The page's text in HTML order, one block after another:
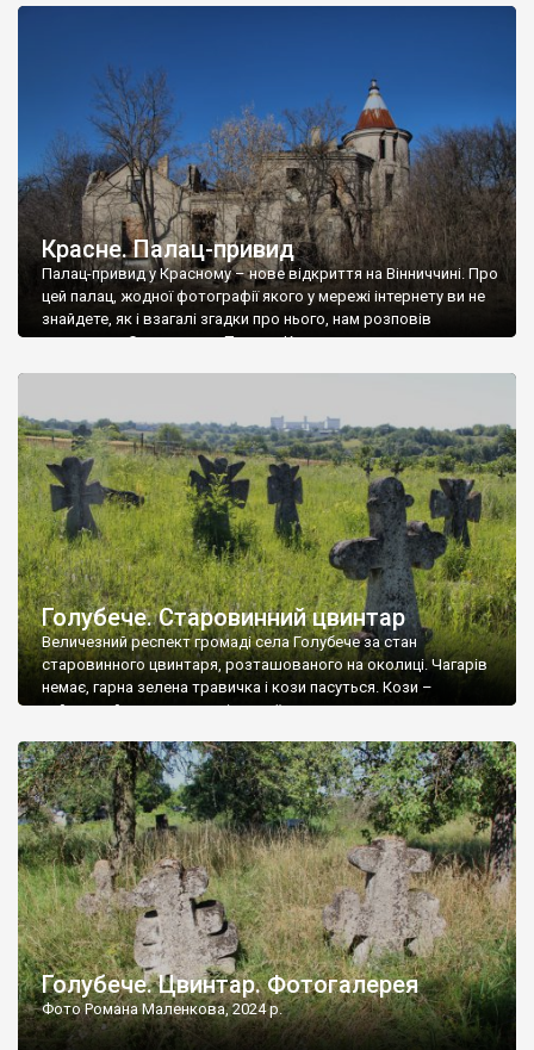
Красне. Палац-привид
Палац-привид у Красному – нове відкриття на Вінниччині. Про
цей палац, жодної фотографії якого у мережі інтернету ви не
знайдете, як і взагалі згадки про нього, нам розповів
мешканець Самгородка. Палац у Красному вразив не лише
Голубече. Старовинний цвинтар
Величезний респект громаді села Голубече за стан
старовинного цвинтаря, розташованого на околиці. Чагарів
немає, гарна зелена травичка і кози пасуться. Кози –
найкращий регулятор шкідливої, для старих кладовищ,
бруньками, кози ті бруньки обгризають, бо то улюблений
делікатес. На цвинтарі у Голубечому ціла колекція
різноманітних форм хрестів. Село відносно невелике, […]
Голубече. Цвинтар. Фотогалерея
Фото Романа Маленкова, 2024 р.